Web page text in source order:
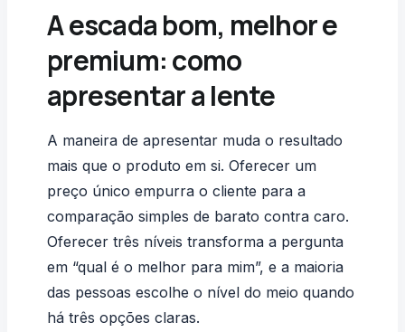
A escada bom, melhor e
premium: como
apresentar a lente
A maneira de apresentar muda o resultado
mais que o produto em si. Oferecer um
preço único empurra o cliente para a
comparação simples de barato contra caro.
Oferecer três níveis transforma a pergunta
em “qual é o melhor para mim”, e a maioria
das pessoas escolhe o nível do meio quando
há três opções claras.